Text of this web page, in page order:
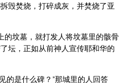
毁焚烧，打碎成灰，并焚烧了亚
的坟墓，就打发人将坟墓里的骸骨
坛，正如从前神人宣传耶和华的
的是什么碑？”那城里的人回答